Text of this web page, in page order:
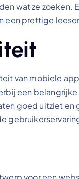
wat ze zoeken.
een prettige
van mobiele
een
goed uitziet